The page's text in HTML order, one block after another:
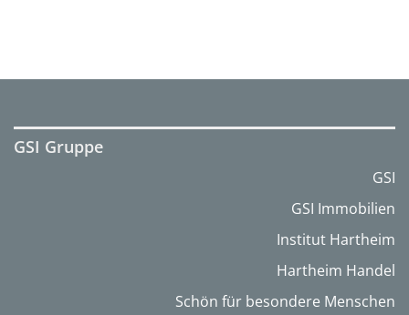
GSI Gruppe
GSI
GSI Immobilien
Institut Hartheim
Hartheim Handel
Schön für besondere Menschen